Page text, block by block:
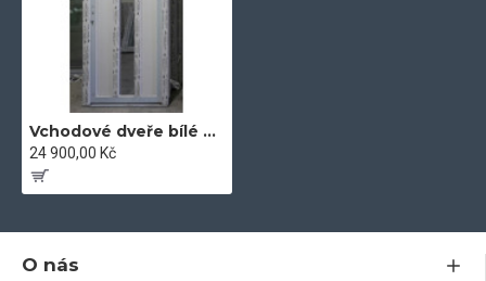
- plně rozvinutá technologická konstrukce v nejvyšších
technických parametrech
- extra třída mezi plastovými systémy po stránce kvality a
materiálů
Jsem plátce DPH, všechny ceny na tomto webu jsou včetně
Vchodové dveře bílé Aluplast 100 x 204 bílé
24 900,00 Kč
O nás